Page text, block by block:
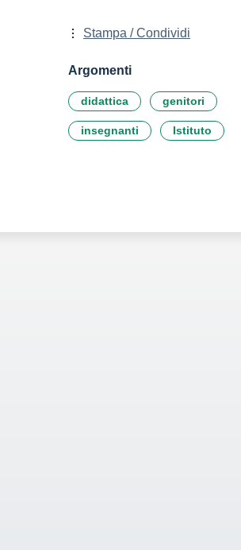
Stampa / Condividi
Argomenti
didattica genitori
insegnanti Istituto